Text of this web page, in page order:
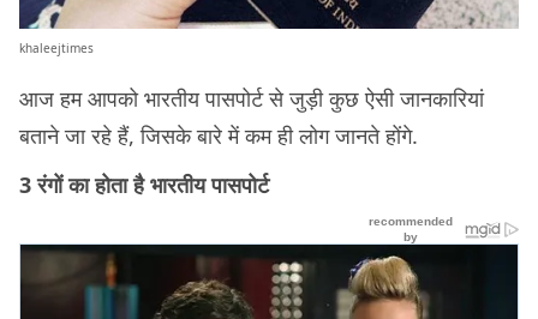
khaleejtimes
आज हम आपको भारतीय पासपोर्ट से जुड़ी कुछ ऐसी जानकारियां
बताने जा रहे हैं, जिसके बारे में कम ही लोग जानते होंगे.
3 रंगों का होता है भारतीय पासपोर्ट